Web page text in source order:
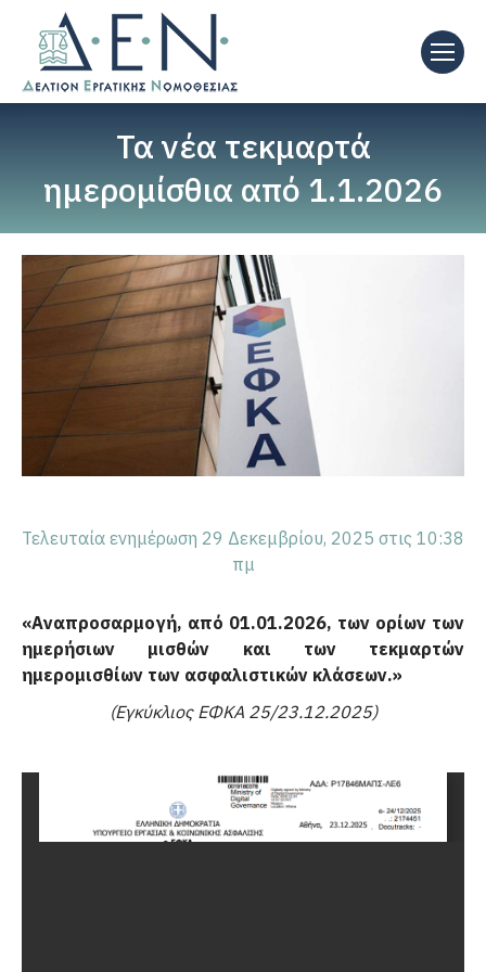
Τα νέα τεκμαρτά
ημερομίσθια από 1.1.2026
Τελευταία ενημέρωση 29 Δεκεμβρίου, 2025 στις 10:38
πμ
«Αναπροσαρμογή, από 01.01.2026, των ορίων των
ημερήσιων μισθών και των τεκμαρτών
ημερομισθίων των ασφαλιστικών κλάσεων.»
(Εγκύκλιος ΕΦΚΑ 25/23.12.2025)